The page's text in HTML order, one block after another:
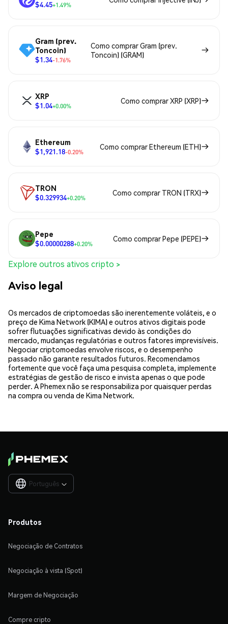
$4.45+1.49%
Gram (prev.
Toncoin)
$1.34-1.76%
Como comprar Gram (prev.
Toncoin) (GRAM)
XRP
$1.04+0.00%
Como comprar XRP (XRP)
Ethereum
$1,921.18-0.20%
Como comprar Ethereum (ETH)
TRON
$0.329934+0.20%
Como comprar TRON (TRX)
Pepe
$0.00000288+0.20%
Como comprar Pepe (PEPE)
Explore outros ativos cripto >
Aviso legal
Os mercados de criptomoedas são inerentemente voláteis, e o
preço de Kima Network (KIMA) e outros ativos digitais pode
sofrer flutuações significativas devido às condições do
mercado, mudanças regulatórias e outros fatores imprevisíveis.
Negociar criptomoedas envolve riscos, e o desempenho
passado não garante resultados futuros. Recomendamos
fortemente que você faça uma pesquisa completa, implemente
estratégias de gestão de risco e invista apenas o que pode
perder. A Phemex não se responsabiliza por quaisquer perdas
na compra ou venda de Kima Network.
Português 
Produtos
Negociação de Contratos
Negociação à vista (Spot)
Margem de Negociação
Compre cripto